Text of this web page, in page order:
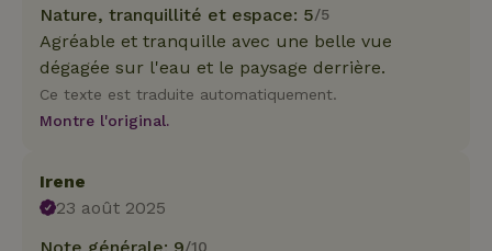
Nature, tranquillité et espace: 5/5
Agréable et tranquille avec une belle vue
dégagée sur l'eau et le paysage derrière.
Ce texte est traduite automatiquement.
Montre l'original.
Irene
23 août 2025
/10